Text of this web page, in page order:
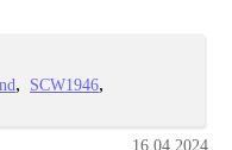
SCW1946
16.04.2024